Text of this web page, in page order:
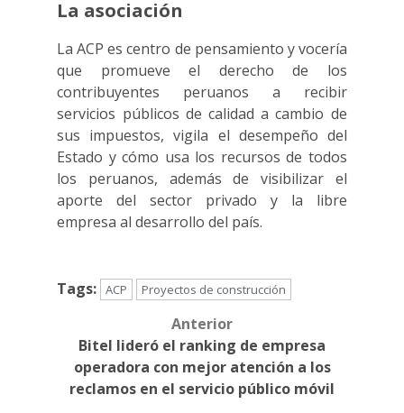
La asociación
La ACP es centro de pensamiento y vocería
que promueve el derecho de los
contribuyentes peruanos a recibir
servicios públicos de calidad a cambio de
sus impuestos, vigila el desempeño del
Estado y cómo usa los recursos de todos
los peruanos, además de visibilizar el
aporte del sector privado y la libre
empresa al desarrollo del país.
Tags: ACP Proyectos de construcción
navigation
Anterior
Bitel lideró el ranking de empresa
operadora con mejor atención a los
reclamos en el servicio público móvil